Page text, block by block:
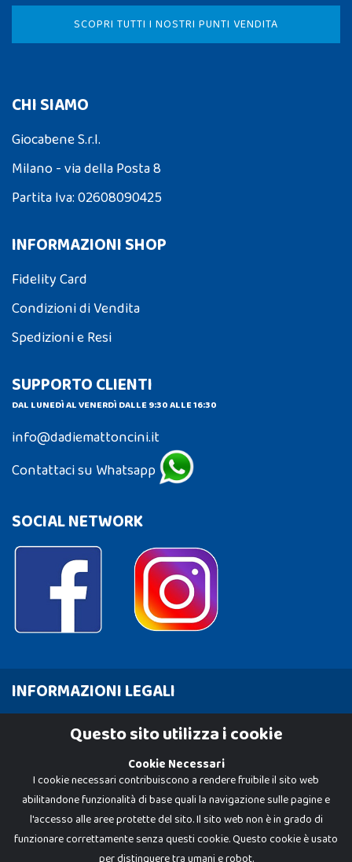
SCOPRI TUTTI I NOSTRI PUNTI VENDITA
CHI SIAMO
Giocabene S.r.l.
Milano - via della Posta 8
Partita Iva: 02608090425
INFORMAZIONI SHOP
Fidelity Card
Condizioni di Vendita
Spedizioni e Resi
SUPPORTO CLIENTI
DAL LUNEDÌ AL VENERDÌ DALLE 9:30 ALLE 16:30
info@dadiemattoncini.it
Contattaci su Whatsapp
SOCIAL NETWORK
INFORMAZIONI LEGALI
Cookie PolicyQuesto sito utilizza i cookie
Cookie Necessari
I cookie necessari contribuiscono a rendere fruibile il sito web
abilitandone funzionalità di base quali la navigazione sulle pagine e
l'accesso alle aree protette del sito. Il sito web non è in grado di
funzionare correttamente senza questi cookie. Questo cookie è usato